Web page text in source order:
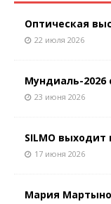
Оптическая
22 июля 2026
Мундиаль-2026
23 июня 2026
SILMO
17 июня 2026
Мария